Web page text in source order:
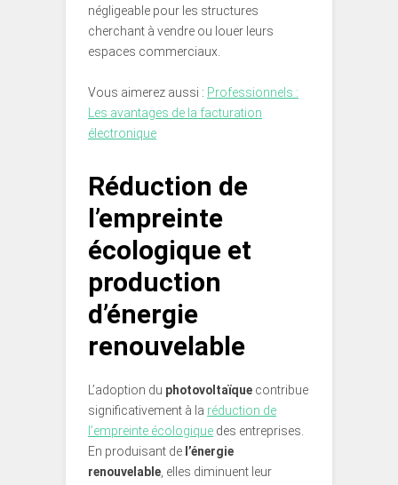
négligeable pour les structures
cherchant à vendre ou louer leurs
espaces commerciaux.
Vous aimerez aussi : Professionnels :
Les avantages de la facturation
électronique
Réduction de
l’empreinte
écologique et
production
d’énergie
renouvelable
L’adoption du photovoltaïque contribue
significativement à la réduction de
l’empreinte écologique des entreprises.
En produisant de l’énergie
renouvelable , elles diminuent leur